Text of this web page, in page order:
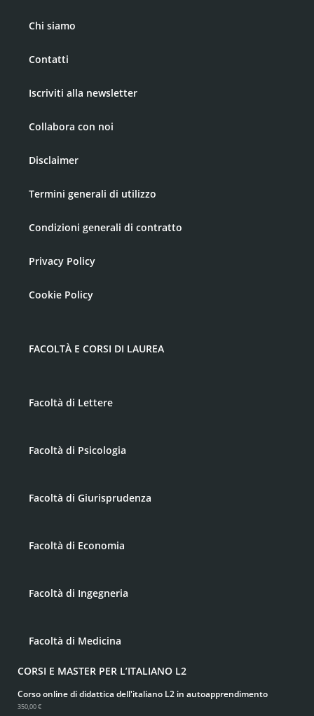
Chi siamo
Contatti
Iscriviti alla newsletter
Collabora con noi
Disclaimer
Termini generali di utilizzo
Condizioni generali di contratto
Privacy Policy
Cookie Policy
FACOLTÀ E CORSI DI LAUREA
Facoltà di Lettere
Facoltà di Psicologia
Facoltà di Giurisprudenza
Facoltà di Economia
Facoltà di Ingegneria
Facoltà di Medicina
CORSI E MASTER PER L’ITALIANO L2
Corso online di didattica dell'italiano L2 in autoapprendimento
350,00 €